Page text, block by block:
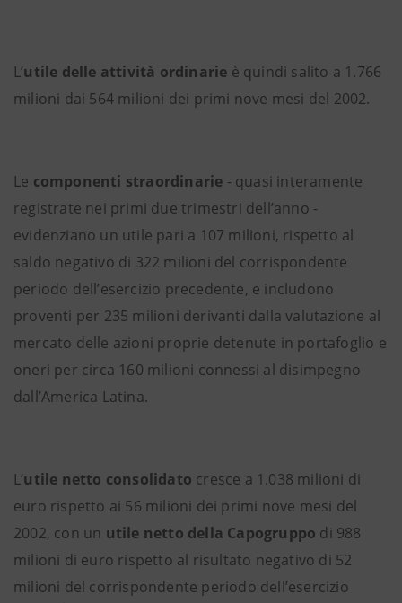
L’utile delle attività ordinarie è quindi salito a 1.766
milioni dai 564 milioni dei primi nove mesi del 2002.
Le componenti straordinarie - quasi interamente
registrate nei primi due trimestri dell’anno -
evidenziano un utile pari a 107 milioni, rispetto al
saldo negativo di 322 milioni del corrispondente
periodo dell’esercizio precedente, e includono
proventi per 235 milioni derivanti dalla valutazione al
mercato delle azioni proprie detenute in portafoglio e
oneri per circa 160 milioni connessi al disimpegno
dall’America Latina.
L’utile netto consolidato cresce a 1.038 milioni di
euro rispetto ai 56 milioni dei primi nove mesi del
2002, con un utile netto della Capogruppo di 988
milioni di euro rispetto al risultato negativo di 52
milioni del corrispondente periodo dell’esercizio